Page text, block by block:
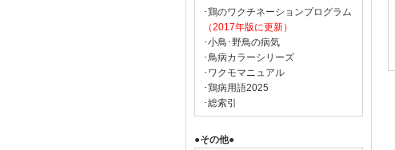
･鶏のワクチネーションプログラム
（2017年版に更新）
･小鳥･野鳥の病気
･鳥病カラーシリーズ
･ワクモマニュアル
･鶏病用語2025
･総索引
●その他●